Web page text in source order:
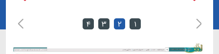
۱ ۲ ۳ ۴